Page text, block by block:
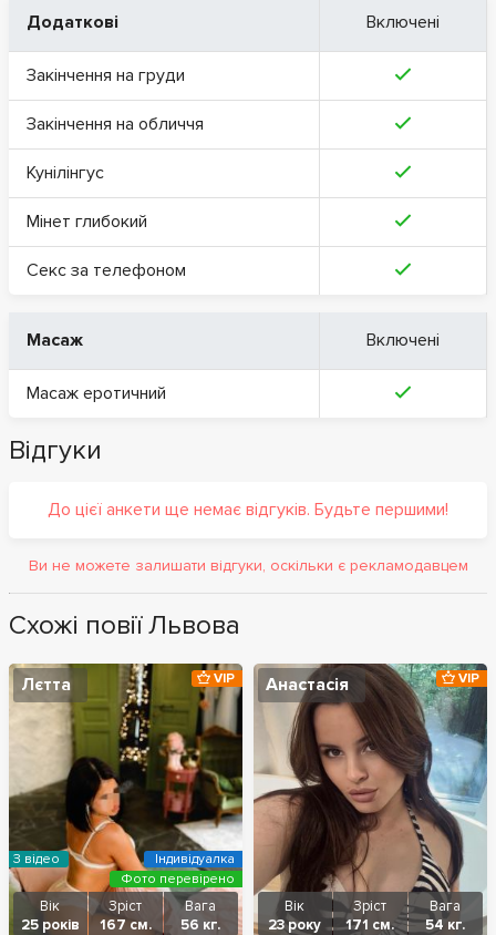
Додаткові Включені
Закінчення на груди
Закінчення на обличчя
Кунілінгус
Мінет глибокий
Секс за телефоном
Масаж Включені
Масаж еротичний
Відгуки
До цієї анкети ще немає відгуків. Будьте першими!
Ви не можете залишати відгуки, оскільки є рекламодавцем
Схожі повії Львова
Лєтта
Вік
25 років
Зріст
167 см.
Вага
56 кг.
VIP
З відео
Фото перевірено
Індивідуалка
Анастасія
Вік
23 року
Зріст
171 см.
Вага
54 кг.
VIP